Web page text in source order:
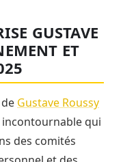
GUSTAVE
ET
Gustave Roussy
qui
des comités